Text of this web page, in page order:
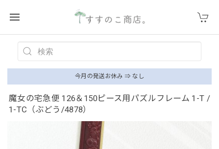
今月の発送お休み ⇒ なし
魔女の宅急便 126＆150ピース用パズルフレーム 1-T /
1-TC（ぶどう/4878）